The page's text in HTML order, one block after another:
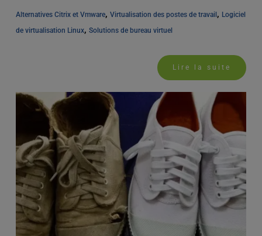
Alternatives Citrix et Vmware, Virtualisation des postes de travail , Logiciel
de virtualisation Linux, Solutions de bureau virtuel
Lire la suite